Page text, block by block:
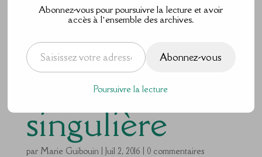
Défi juillet
jour 2 :
rencontre
singulière
par Marie Guibouin | Juil 2, 2016 | 0 commentaires
Abonnez-vous pour poursuivre la lecture et avoir
accès à l’ensemble des archives.
Saisissez votre adresse e-mail…
Abonnez-vous
Poursuivre la lecture